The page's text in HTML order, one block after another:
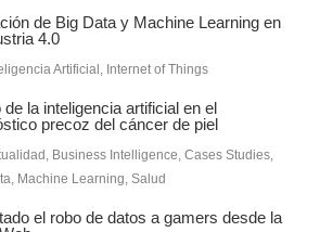
de Big Data y Machine Learning en
4.0
Artificial, Internet of Things
de la inteligencia artificial en el
precoz del cáncer de piel
, Business Intelligence, Cases Studies,
, Machine Learning, Salud
el robo de datos a gamers desde la